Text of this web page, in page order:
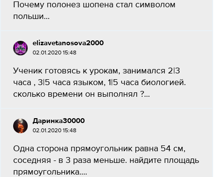
Почему полонез шопена стал символом
польши...
elizavetanosova2000
02.01.2020 15:48
Ученик готовясь к урокам, занимался 2|3
часа , 3|5 часа языком, 1|5 часа биологией.
сколько времени он выполнял ?...
Даринка30000
02.01.2020 15:48
Одна сторона прямоугольник равна 54 см,
соседняя - в 3 раза меньше. найдите площадь
прямоугольника....